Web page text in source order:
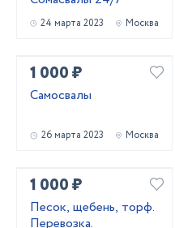
24 марта 2023 Москва
1 000 ₽
Самосвалы
26 марта 2023 Москва
1 000 ₽
Песок, щебень, торф.
Перевозка.